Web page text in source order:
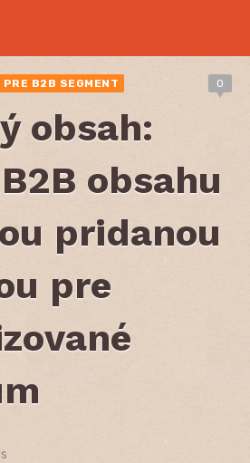
B2B SEGMENT 0
obsah:
obsahu
pridanou
pre